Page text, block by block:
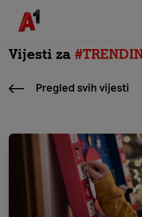
Skip to Main Content
Vijesti za
Pregled svih vijesti